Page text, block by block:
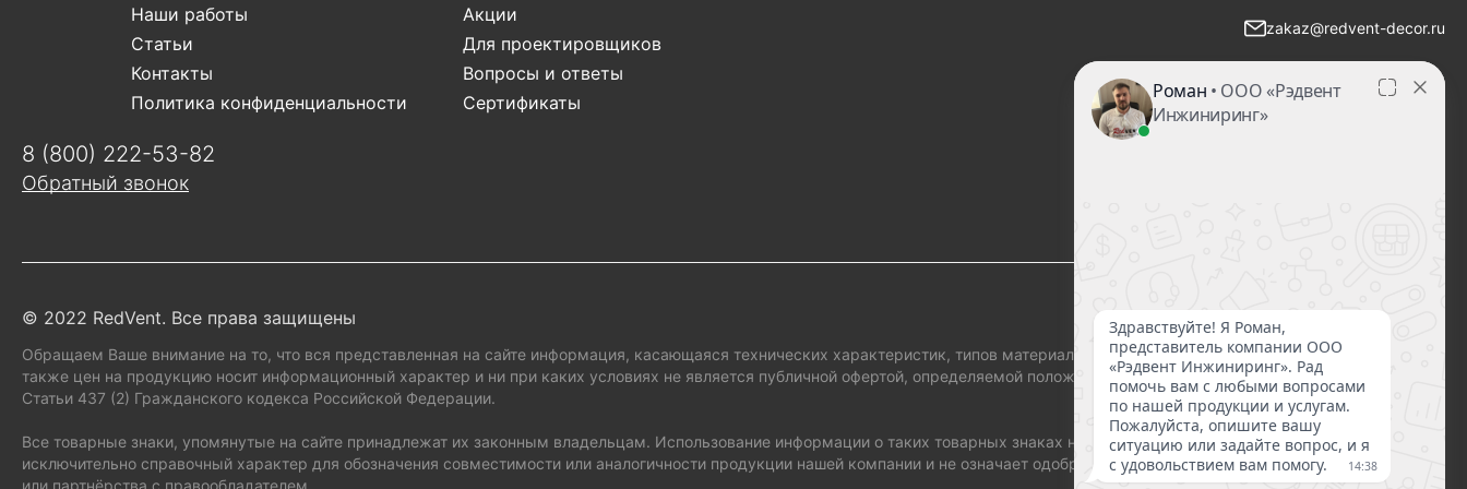
Наши работы
Акции
Статьи
Для проектировщиков
Контакты
Вопросы и ответы
Политика конфиденциальности
Сертификаты
8 (800) 222-53-82
Обратный звонок
zakaz@redvent-decor.ru
© 2022 RedVent. Все права защищены
Обращаем Ваше внимание на то, что вся представленная на сайте информация, касающаяся технических характеристик, типов материала, а
также цен на продукцию носит информационный характер и ни при каких условиях не является публичной офертой, определяемой положениями
Статьи 437 (2) Гражданского кодекса Российской Федерации.
Все товарные знаки, упомянутые на сайте принадлежат их законным владельцам. Использование информации о таких товарных знаках носит
исключительно справочный характер для обозначения совместимости или аналогичности продукции нашей компании и не означает одобрение
или партнёрства с правообладателем.
Электроная почта